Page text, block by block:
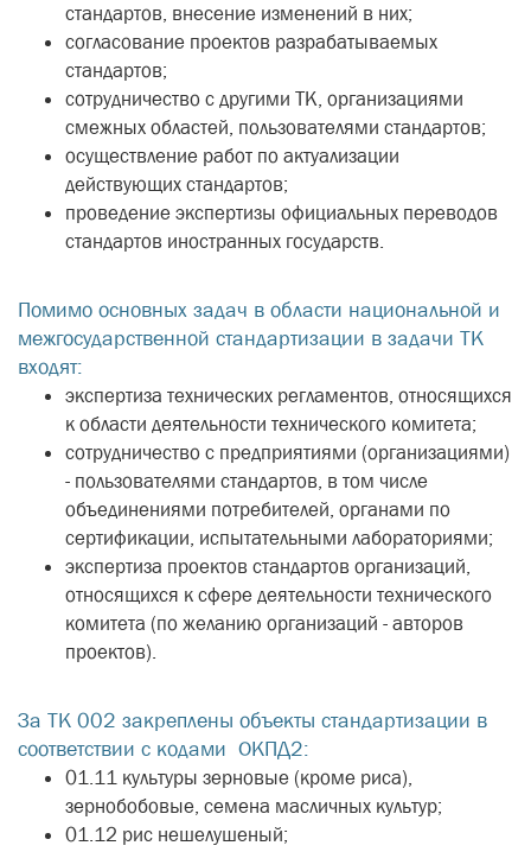
стандартов, внесение изменений в них;
согласование проектов разрабатываемых
стандартов;
сотрудничество с другими ТК, организациями
смежных областей, пользователями стандартов;
осуществление работ по актуализации
действующих стандартов;
проведение экспертизы официальных переводов
стандартов иностранных государств.
Помимо основных задач в области национальной и
межгосударственной стандартизации в задачи ТК
входят:
экспертиза технических регламентов, относящихся
к области деятельности технического комитета;
сотрудничество с предприятиями (организациями)
- пользователями стандартов, в том числе
объединениями потребителей, органами по
сертификации, испытательными лабораториями;
экспертиза проектов стандартов организаций,
относящихся к сфере деятельности технического
комитета (по желанию организаций - авторов
проектов).
За ТК 002 закреплены объекты стандартизации в
соответствии с кодами ОКПД2:
01.11 культуры зерновые (кроме риса),
зернобобовые, семена масличных культур;
01.12 рис нешелушеный;